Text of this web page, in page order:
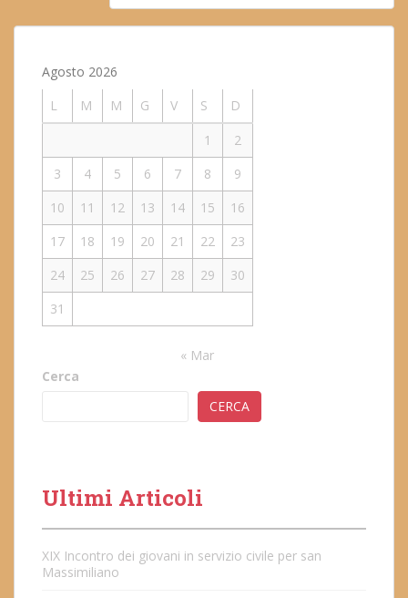
Agosto 2026
L
M M G V S
D
1
2
3
4 5 6 7 8
9
10
11 12 13 14 15
16
17
18 19 20 21 22
23
24
25 26 27 28 29
30
31
« Mar
Cerca
CERCA
Ultimi Articoli
XIX Incontro dei giovani in servizio civile per san
Massimiliano